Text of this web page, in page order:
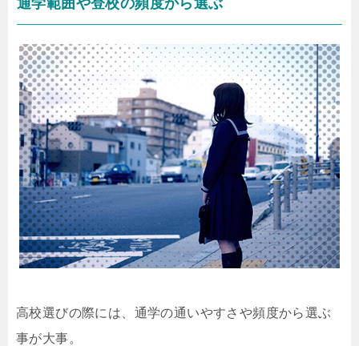
通学範囲や登校の頻度から選ぶ
高校選びの際には、通学の通いやすさや頻度から選ぶ
事が大事。